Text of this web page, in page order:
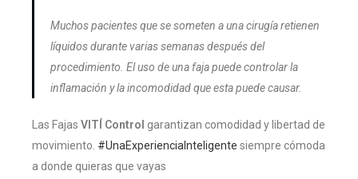
Muchos pacientes que se someten a una cirugía retienen
líquidos durante varias semanas después del
procedimiento. El uso de una faja puede controlar la
inflamación y la incomodidad que esta puede causar.
Las Fajas VITÍ Control garantizan comodidad y libertad de
movimiento. #UnaExperienciaInteligente siempre cómoda
a donde quieras que vayas